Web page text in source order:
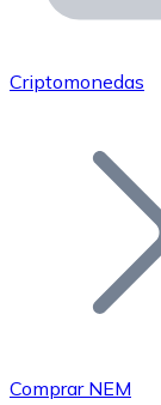
Únete a
Añade tu
Criptomonedas
Comprar NEM